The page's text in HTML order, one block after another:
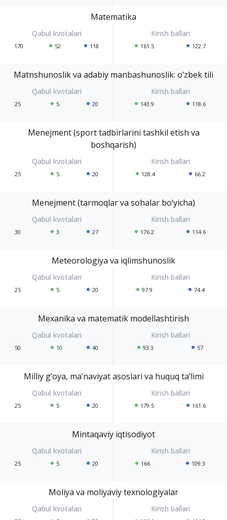
Matematika
170 52 118 161.5 122.7
Matnshunoslik va adabiy manbashunoslik: o‘zbek tili
25 5 20 143.9 118.6
Menejment (sport tadbirlarini tashkil etish va
boshqarish)
25 5 20 128.4 66.2
Menejment (tarmoqlar va sohalar bo‘yicha)
30 3 27 176.2 114.6
Meteorologiya va iqlimshunoslik
25 5 20 97.9 74.4
Mexanika va matematik modellashtirish
50 10 40 93.3 57
Milliy g‘oya, ma’naviyat asoslari va huquq ta’limi
25 5 20 179.5 161.6
Mintaqaviy iqtisodiyot
25 5 20 166 109.3
Moliya va moliyaviy texnologiyalar